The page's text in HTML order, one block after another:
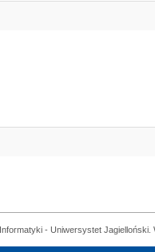
- Uniwersystet